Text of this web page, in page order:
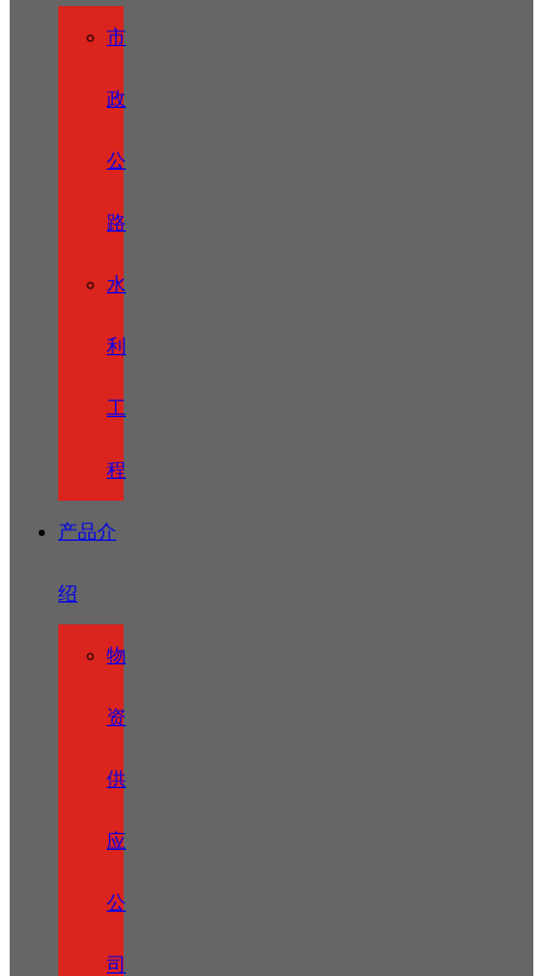
市
政
公
路
水
利
工
程
产品介
绍
物
资
供
应
公
司